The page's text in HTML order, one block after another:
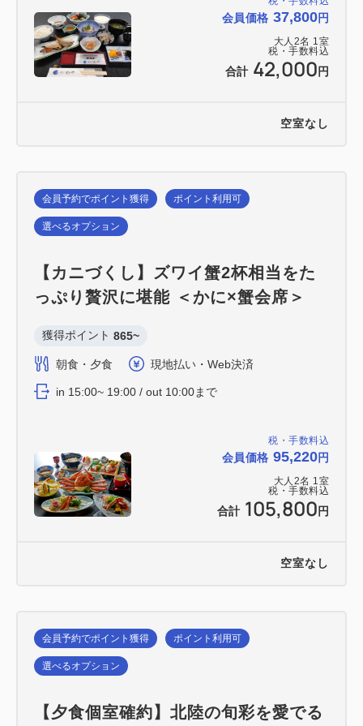
会員価格 37,800円
大人 2名 1 室
税・手数料込
合計 42,000 円
空室なし
税・手数料込
会員価格 95,220円
大人 2名 1 室
税・手数料込
合計 105,800 円
会員予約でポイント獲得 ポイント利用可
選べるオプション
【カニづくし】ズワイ蟹2杯相当をた
っぷり贅沢に堪能 ＜かに×蟹会席＞
獲得ポイント 865~
朝食・夕食 現地払い・Web決済
in 15:00~ 19:00 / out 10:00まで
空室なし
会員予約でポイント獲得 ポイント利用可
選べるオプション
【夕食個室確約】北陸の旬彩を愛でる